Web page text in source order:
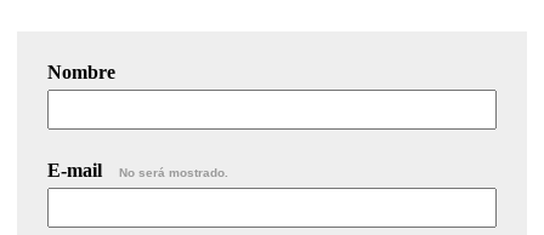
Nombre
E-mail No será mostrado.